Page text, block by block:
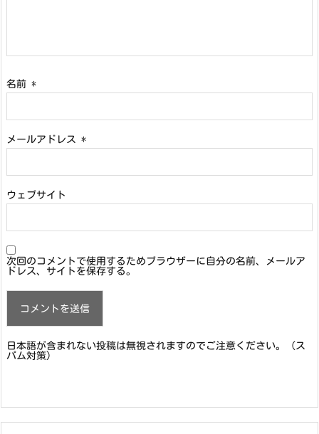
名前 *
メールアドレス *
ウェブサイト
次回のコメントで使用するためブラウザーに自分の名前、メールア
ドレス、サイトを保存する。
日本語が含まれない投稿は無視されますのでご注意ください。（ス
パム対策）